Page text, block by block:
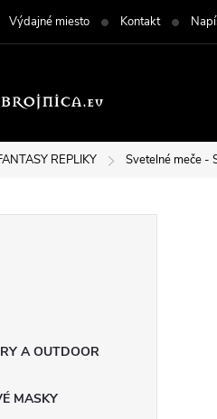
Výdajné miesto Kontakt
REPLIKY Svetelné meče -
A OUTDOOR
MASKY